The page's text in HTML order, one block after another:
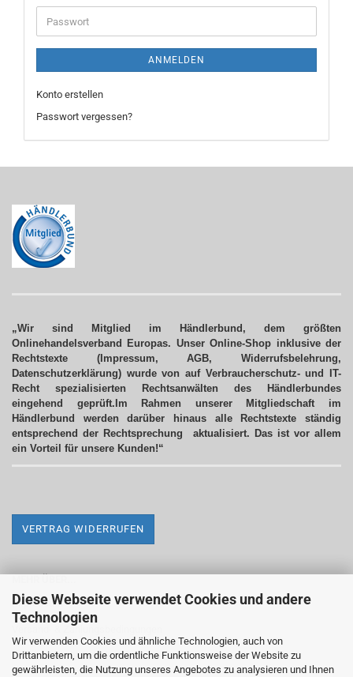
Diese Webseite verwendet Cookies und andere
Technologien
Wir verwenden Cookies und ähnliche Technologien, auch von
Drittanbietern, um die ordentliche Funktionsweise der Website zu
gewährleisten, die Nutzung unseres Angebotes zu analysieren und Ihnen
Adresse
Passwort
ANMELDEN
Konto erstellen
Passwort vergessen?
„Wir sind Mitglied im Händlerbund, dem größten
Onlinehandelsverband Europas. Unser Online-Shop inklusive der
Rechtstexte (Impressum, AGB, Widerrufsbelehrung,
Datenschutzerklärung) wurde von auf Verbraucherschutz- und IT-
Recht spezialisierten Rechtsanwälten des Händlerbundes
eingehend geprüft.Im Rahmen unserer Mitgliedschaft im
Händlerbund werden darüber hinaus alle Rechtstexte ständig
entsprechend der Rechtsprechung aktualisiert. Das ist vor allem
ein Vorteil für unsere Kunden!“
VERTRAG WIDERRUFEN
Impressum
Versand- & Zahlungsbedingungen
Widerrufsrecht & Widerrufsformular